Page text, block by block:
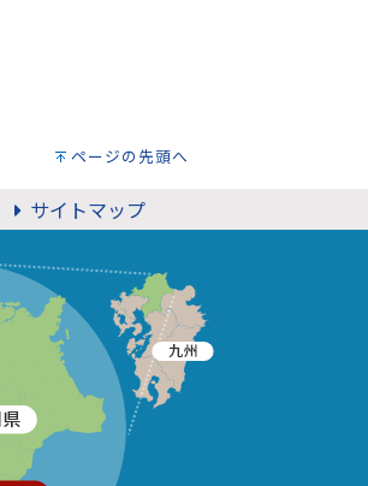
ページの先頭へ
サイトマップ